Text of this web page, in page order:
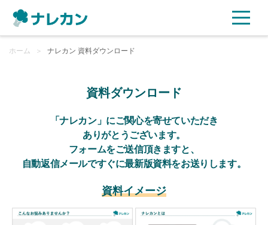
ご利用プラン
ご利用企業様の声
セキュリティ
よくある質問
ホーム ＞ ナレカン 資料ダウンロード
資料ダウンロード
「ナレカン」にご関心を寄せていただき
ありがとうございます。
フォームをご送信頂きますと、
自動返信メールですぐに最新版資料をお送りします。
資料イメージ